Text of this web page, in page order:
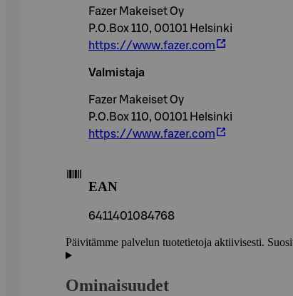
Fazer Makeiset Oy
P.O.Box 110, 00101 Helsinki
https://www.fazer.com
Valmistaja
Fazer Makeiset Oy
P.O.Box 110, 00101 Helsinki
https://www.fazer.com
EAN
6411401084768
Päivitämme palvelun tuotetietoja aktiivisesti.
Ominaisuudet